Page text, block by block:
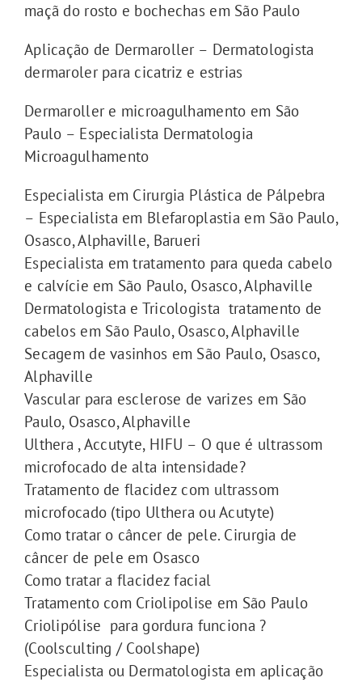
maçã do rosto e bochechas em São Paulo
Aplicação de Dermaroller – Dermatologista
dermaroler para cicatriz e estrias
Dermaroller e microagulhamento em São
Paulo – Especialista Dermatologia
Microagulhamento
Especialista em Cirurgia Plástica de Pálpebra
– Especialista em Blefaroplastia em São Paulo,
Osasco, Alphaville, Barueri
Especialista em tratamento para queda cabelo
e calvície em São Paulo, Osasco, Alphaville
Dermatologista e Tricologista tratamento de
cabelos em São Paulo, Osasco, Alphaville
Secagem de vasinhos em São Paulo, Osasco,
Alphaville
Vascular para esclerose de varizes em São
Paulo, Osasco, Alphaville
Ulthera , Accutyte, HIFU – O que é ultrassom
microfocado de alta intensidade?
Tratamento de flacidez com ultrassom
microfocado (tipo Ulthera ou Acutyte)
Como tratar o câncer de pele. Cirurgia de
câncer de pele em Osasco
Como tratar a flacidez facial
Tratamento com Criolipolise em São Paulo
Criolipólise para gordura funciona ?
(Coolsculting / Coolshape)
Especialista ou Dermatologista em aplicação